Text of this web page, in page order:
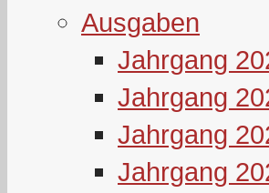
Ausgaben
Jahrgang
Jahrgang
Jahrgang
Jahrgang